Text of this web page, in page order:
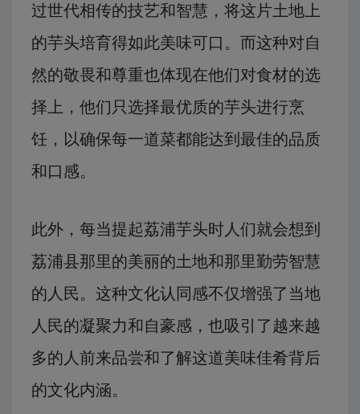
过世代相传的技艺和智慧，将这片土地上
的芋头培育得如此美味可口。而这种对自
然的敬畏和尊重也体现在他们对食材的选
择上，他们只选择最优质的芋头进行烹
饪，以确保每一道菜都能达到最佳的品质
和口感。
此外，每当提起荔浦芋头时人们就会想到
荔浦县那里的美丽的土地和那里勤劳智慧
的人民。这种文化认同感不仅增强了当地
人民的凝聚力和自豪感，也吸引了越来越
多的人前来品尝和了解这道美味佳肴背后
的文化内涵。